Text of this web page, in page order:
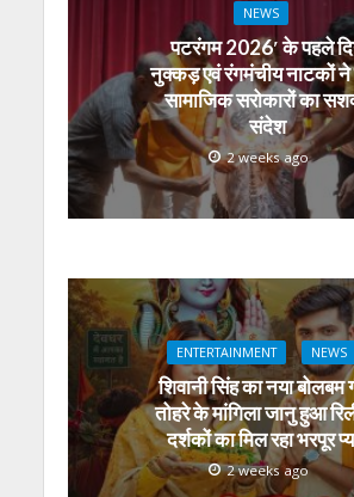
NEWS
पटरंगम 2026′ के पहले
नुक्कड़ एवं रंगमंचीय नाटकों ने
सामाजिक सरोकारों का
संदेश
2 weeks ago
ENTERTAINMENT NEWS
शिवानी सिंह का नया बोलबम
तोहरे के मांगिला जानु हुआ
दर्शकों का मिल रहा भरपूर
2 weeks ago